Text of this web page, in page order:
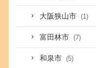
大阪狭山市 (1)
富田林市 (7)
和泉市 (5)